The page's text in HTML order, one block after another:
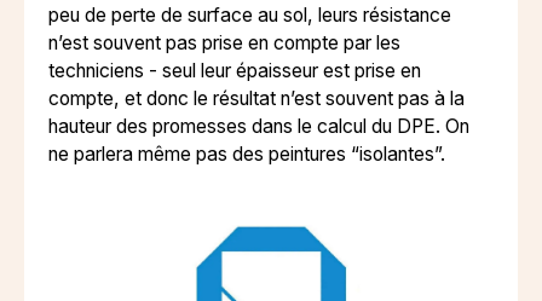
peu de perte de surface au sol, leurs résistance
n’est souvent pas prise en compte par les
techniciens - seul leur épaisseur est prise en
compte, et donc le résultat n’est souvent pas à la
hauteur des promesses dans le calcul du DPE. On
ne parlera même pas des peintures “isolantes”.